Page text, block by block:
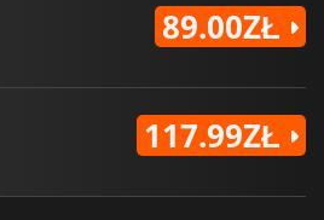
89.00ZŁ
117.99ZŁ